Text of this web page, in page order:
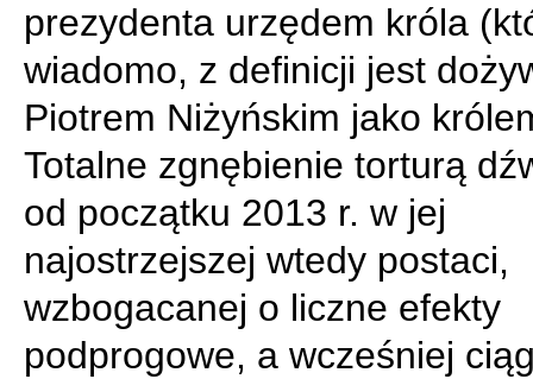
prezydenta urzędem króla
wiadomo, z definicji jest
Piotrem Niżyńskim jako
Totalne zgnębienie torturą
od początku 2013 r. w jej
najostrzejszej wtedy postaci,
wzbogacanej o liczne efekty
podprogowe, a wcześniej